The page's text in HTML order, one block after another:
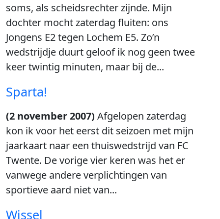
soms, als scheidsrechter zijnde. Mijn
dochter mocht zaterdag fluiten: ons
Jongens E2 tegen Lochem E5. Zo’n
wedstrijdje duurt geloof ik nog geen twee
keer twintig minuten, maar bij de...
Sparta!
(2 november 2007) Afgelopen zaterdag
kon ik voor het eerst dit seizoen met mijn
jaarkaart naar een thuiswedstrijd van FC
Twente. De vorige vier keren was het er
vanwege andere verplichtingen van
sportieve aard niet van...
Wissel